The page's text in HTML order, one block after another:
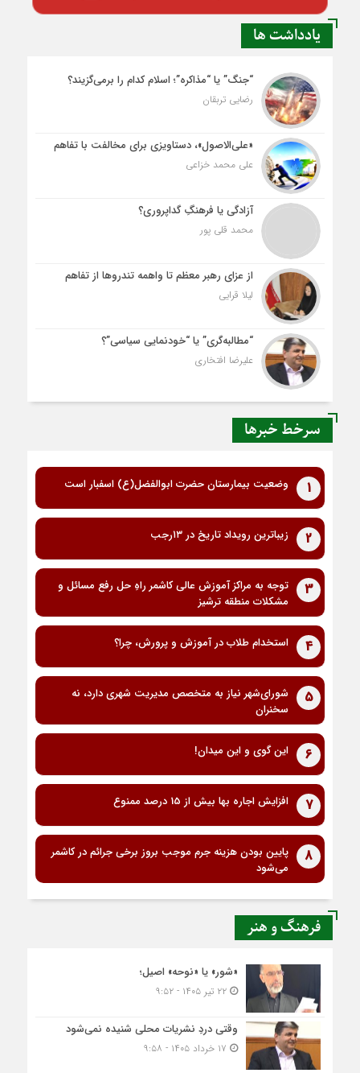
یادداشت ها
“جنگ” یا “مذاکره”؛ اسلام کدام را برمی‌گزیند؟
رضایی تربقان
«علی‌الاصول»، دستاویزی برای مخالفت با تفاهم
علی محمد خزاعی
آزادگی یا فرهنگِ گداپروری؟
محمد قلی پور
از عزای رهبر معظم تا واهمه تندروها از تفاهم
لیلا قرایی
“مطالبه‌گری” یا “خودنمایی سیاسی”؟
علیرضا افتخاری
سرخط خبرها
1 وضعیت بیمارستان حضرت ابوالفضل(ع) اسفبار است
2 زیباترین رویداد تاریخ در ۱۳رجب
3
توجه به مراکز آموزش عالی کاشمر راهِ حل رفع مسائل و
مشکلات منطقه ترشیز
4 استخدام طلاب در آموزش و پرورش، چرا؟
5
شورای‌شهر نیاز به متخصص مدیریت شهری دارد، نه
سخنران
6 این گوی و این میدان!
7 افزایش اجاره بها بیش از 15 درصد ممنوع
8
پایین بودن هزینه جرم موجب بروز برخی جرائم در کاشمر
می‌شود
فرهنگ و هنر
«شور» یا «نوحه» اصیل؛
۲۲ تیر ۱۴۰۵ - ۹:۵۲
وقتی دردِ نشریات محلی شنیده نمی‌شود